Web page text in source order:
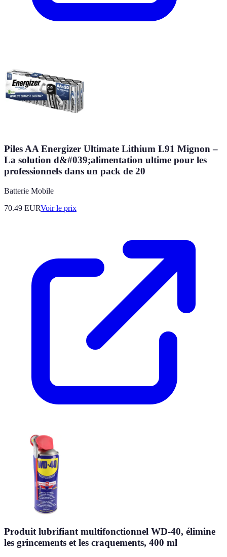
Piles AA Energizer Ultimate Lithium L91 Mignon –
La solution d&#039;alimentation ultime pour les
professionnels dans un pack de 20
Batterie Mobile
70.49 EURVoir le prix
Produit lubrifiant multifonctionnel WD-40, élimine
les grincements et les craquements, 400 ml